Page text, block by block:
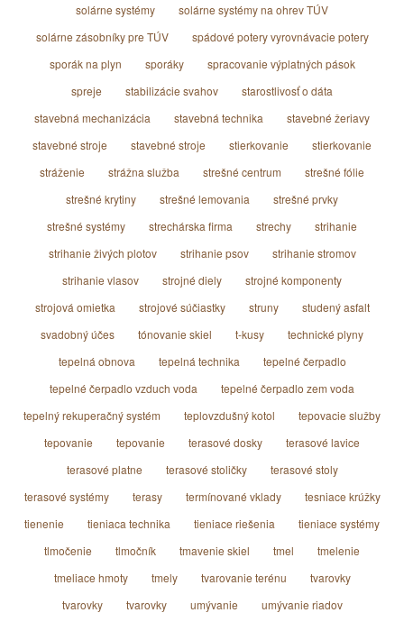
solárne systémy
solárne systémy na ohrev TÚV
solárne zásobníky pre TÚV
spádové potery vyrovnávacie potery
sporák na plyn
sporáky
spracovanie výplatných pások
spreje
stabilizácie svahov
starostlivosť o dáta
stavebná mechanizácia
stavebná technika
stavebné žeriavy
stavebné stroje
stavebné stroje stierkovanie
stierkovanie
stráženie
strážna služba strešné centrum
strešné fólie
strešné krytiny
strešné lemovania
strešné prvky
strešné systémy
strechárska firma strechy
strihanie
strihanie živých plotov
strihanie psov
strihanie stromov
strihanie vlasov
strojné diely
strojné komponenty
strojová omietka
strojové súčiastky struny
studený asfalt
svadobný účes
tónovanie skiel t-kusy
technické plyny
tepelná obnova
tepelná technika
tepelné čerpadlo
tepelné čerpadlo vzduch voda
tepelné čerpadlo zem voda
tepelný rekuperačný systém
teplovzdušný kotol
tepovacie služby
tepovanie
tepovanie terasové dosky
terasové lavice
terasové platne
terasové stoličky
terasové stoly
terasové systémy
terasy termínované vklady
tesniace krúžky
tienenie
tieniaca technika tieniace riešenia
tieniace systémy
tlmočenie
tlmočník tmavenie skiel tmel
tmelenie
tmeliace hmoty
tmely tvarovanie terénu
tvarovky
tvarovky
tvarovky umývanie
umývanie riadov